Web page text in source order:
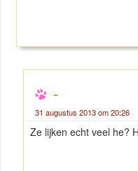
-
31 augustus 2013 om 20:26
Ze lijken echt veel he?